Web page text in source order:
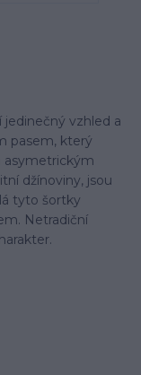
vzhled a
pasem, který
asymetrickým
džínoviny, jsou
tyto šortky
Netradiční